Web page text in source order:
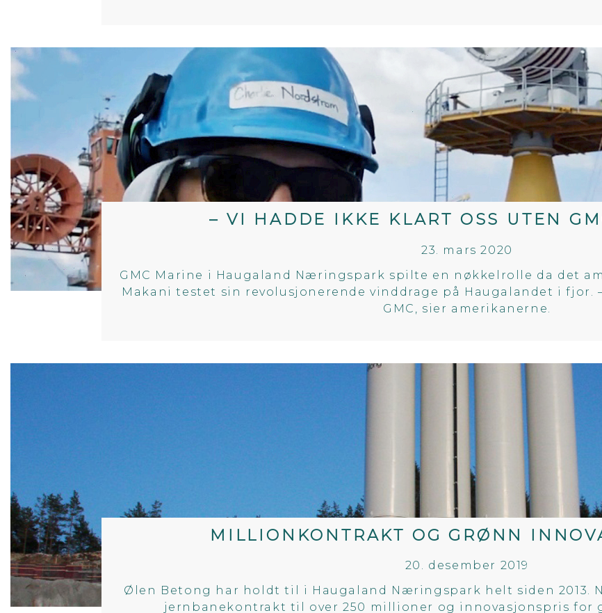
– VI HADDE IKKE KLART OSS UTEN
23. mars 2020
GMC Marine i Haugaland Næringspark spilte en nøkkelrolle da det
Makani testet sin revolusjonerende vinddrage på Haugalandet i fjor.
GMC, sier amerikanerne.
MILLIONKONTRAKT OG GRØNN
20. desember 2019
Ølen Betong har holdt til i Haugaland Næringspark helt siden 2013.
jernbanekontrakt til over 250 millioner og innovasjonspris for